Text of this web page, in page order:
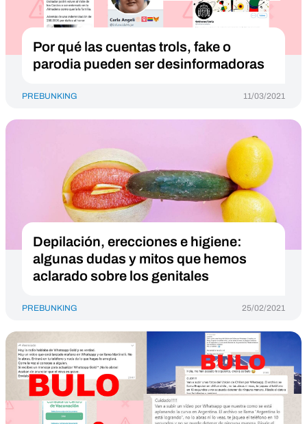
Por qué las cuentas trols, fake o
parodia pueden ser desinformadoras
PREBUNKING 11/03/2021
Depilación, erecciones e higiene:
algunas dudas y mitos que hemos
aclarado sobre los genitales
PREBUNKING 25/02/2021